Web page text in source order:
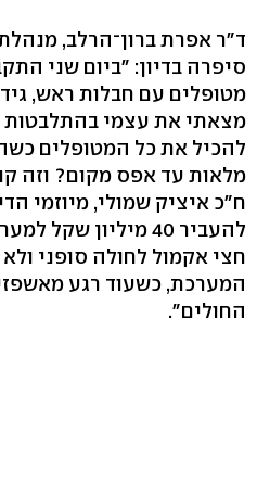
ד"ר אפרת ברון־הרלב,
סיפרה בדיון: "ביום שני
מטופלים עם חבלות ראש,
מצאתי את עצמי בהתלבטות
להכיל את כל המטופלים
מלאות עד אפס מקום? וזה
ח"כ איציק שמולי, מיוזמי
להעביר 40 מיליון
חצי אקמול לחולה סופני
המערכת, כשעוד רגע
החולים".